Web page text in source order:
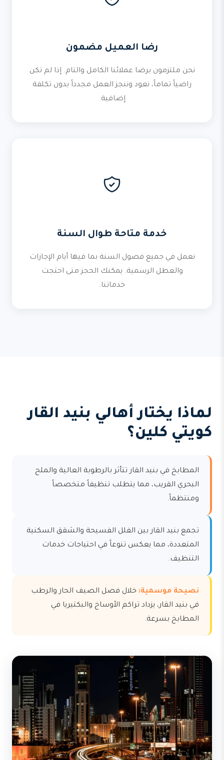
رضا العميل مضمون
نحن ملتزمون برضا عملائنا الكامل والتام. إذا لم تكن
راضياً تماماً، نعود وننجز العمل مجدداً بدون تكلفة
إضافية.
خدمة متاحة طوال السنة
نعمل في جميع فصول السنة بما فيها أيام الإجازات
والعطل الرسمية. يمكنك الحجز متى احتجت
خدماتنا.
لماذا يختار أهالي بنيد القار
كويتي كلين؟
المطابخ في بنيد القار تتأثر بالرطوبة العالية والملح
البحري القريب، مما يتطلب تنظيفاً متخصصاً
ومنتظماً.
تجمع بنيد القار بين الفلل الفسيحة والشقق السكنية
المتعددة، مما يعكس تنوعاً في احتياجات خدمات
التنظيف.
نصيحة موسمية: خلال فصل الصيف الحار والرطب
في بنيد القار، يزداد تراكم الأوساخ والبكتيريا في
المطابخ بسرعة.